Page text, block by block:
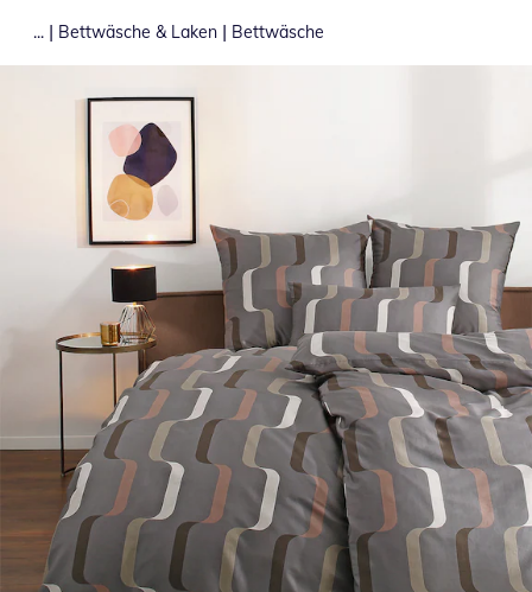
... | Bettwäsche & Laken | Bettwäsche